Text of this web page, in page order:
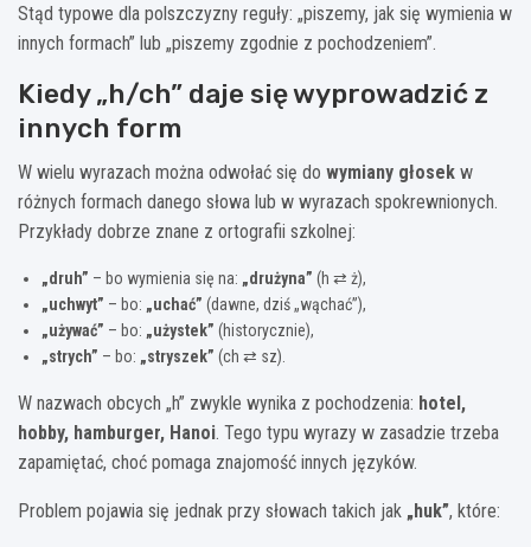
Stąd typowe dla polszczyzny reguły: „piszemy, jak się wymienia w
innych formach” lub „piszemy zgodnie z pochodzeniem”.
Kiedy „h/ch” daje się wyprowadzić z
innych form
W wielu wyrazach można odwołać się do wymiany głosek w
różnych formach danego słowa lub w wyrazach spokrewnionych.
Przykłady dobrze znane z ortografii szkolnej:
„druh” – bo wymienia się na: „drużyna” (h ⇄ ż),
„uchwyt” – bo: „uchać” (dawne, dziś „wąchać”),
„używać” – bo: „użystek” (historycznie),
„strych” – bo: „stryszek” (ch ⇄ sz).
W nazwach obcych „h” zwykle wynika z pochodzenia: hotel,
hobby, hamburger, Hanoi. Tego typu wyrazy w zasadzie trzeba
zapamiętać, choć pomaga znajomość innych języków.
Problem pojawia się jednak przy słowach takich jak „huk”, które: